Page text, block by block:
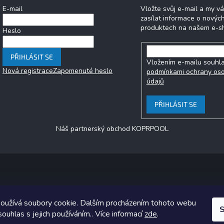
soubory cookie. Dalším procházením tohoto webu
s jejich používáním.. Více informacízde.
E-mail
Heslo
PŘIHLÁSIT SE
Nová registraceZapomenuté heslo
Vložte svůj e-mail a my
zasílat informace o
produktech na našem e-
Vložením e-mailu
podmínkami ochrany
údajů
PŘIHLÁSIT SE
Náš partnerský obchod KOPRPOOL
návrh vytvořil a na Shoptet implementoval Tomáš Hlad&